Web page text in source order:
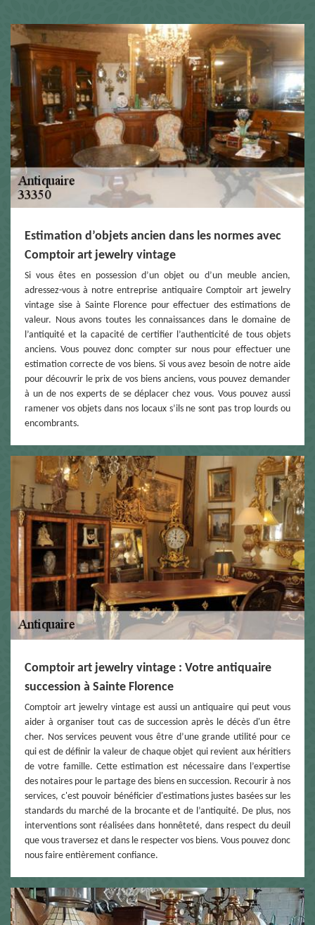
Estimation d’objets ancien dans les normes avec
Comptoir art jewelry vintage
Si vous êtes en possession d’un objet ou d’un meuble ancien,
adressez-vous à notre entreprise antiquaire Comptoir art jewelry
vintage sise à Sainte Florence pour effectuer des estimations de
valeur. Nous avons toutes les connaissances dans le domaine de
l’antiquité et la capacité de certifier l’authenticité de tous objets
anciens. Vous pouvez donc compter sur nous pour effectuer une
estimation correcte de vos biens. Si vous avez besoin de notre aide
pour découvrir le prix de vos biens anciens, vous pouvez demander
à un de nos experts de se déplacer chez vous. Vous pouvez aussi
ramener vos objets dans nos locaux s’ils ne sont pas trop lourds ou
encombrants.
Comptoir art jewelry vintage : Votre antiquaire
succession à Sainte Florence
Comptoir art jewelry vintage est aussi un antiquaire qui peut vous
aider à organiser tout cas de succession après le décès d'un être
cher. Nos services peuvent vous être d’une grande utilité pour ce
qui est de définir la valeur de chaque objet qui revient aux héritiers
de votre famille. Cette estimation est nécessaire dans l’expertise
des notaires pour le partage des biens en succession. Recourir à nos
services, c'est pouvoir bénéficier d'estimations justes basées sur les
standards du marché de la brocante et de l’antiquité. De plus, nos
interventions sont réalisées dans honnêteté, dans respect du deuil
que vous traversez et dans le respecter vos biens. Vous pouvez donc
nous faire entièrement confiance.